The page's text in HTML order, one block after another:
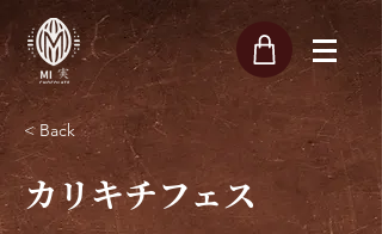
< Back
カリキチフェス